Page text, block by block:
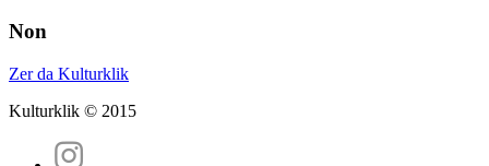
Non
Zer da Kulturklik
Kulturklik © 2015